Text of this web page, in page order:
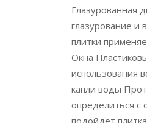
Глазурованная
глазурование и
плитки
Окна
использования
капли воды
определиться
подойдет